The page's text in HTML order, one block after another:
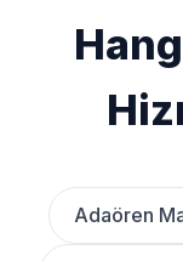
Adaören